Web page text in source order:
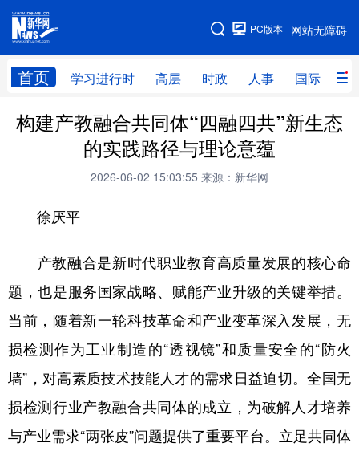
网站无障碍
PC版本
首页 学习进行时 高层 时政 人事 国际 财
网站地图
学习进行时 高层 时政 人事
财经 网评
全球连线
科技
文化 书画 健康 军事
访谈 视频 图片 政务
法律 中央文件 金融 汽车
食品 人居 信息化 数字经济
学术中国 乡村振兴 银龄 溯源中国
构建产教融合共同体“四融四共”新生态
的实践路径与理论意蕴
2026-06-02 15:03:55 来源：新华网
徐厌平
产教融合是新时代职业教育高质量发展的核心命
题，也是服务国家战略、赋能产业升级的关键举措。
当前，随着新一轮科技革命和产业变革深入发展，无
损检测作为工业制造的“透视镜”和质量安全的“防火
墙”，对高素质技术技能人才的需求日益迫切。全国无
损检测行业产教融合共同体的成立，为破解人才培养
与产业需求“两张皮”问题提供了重要平台。立足共同体